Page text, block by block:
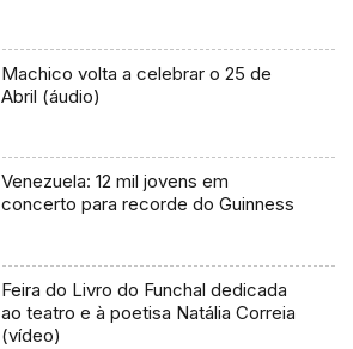
Machico volta a celebrar o 25 de
Abril (áudio)
Venezuela: 12 mil jovens em
concerto para recorde do Guinness
Feira do Livro do Funchal dedicada
ao teatro e à poetisa Natália Correia
(vídeo)